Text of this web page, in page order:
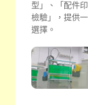
型」、「配件
檢驗」，提供
選擇。